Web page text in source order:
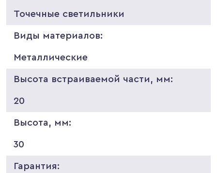
Точечные светильники
Виды материалов:
Металлические
Высота встраиваемой части, мм:
20
Высота, мм:
30
Гарантия: